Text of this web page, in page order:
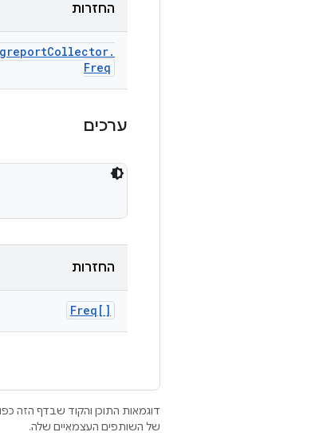
החזרות
Collector.
Freq
ערכים
החזרות
Freq[]
דוגמאות התוכן והקוד שבדף הזה
של השותפים העצמאיים שלה.